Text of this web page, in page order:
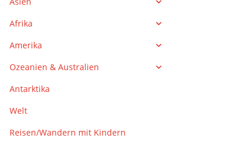
Afrika
Amerika
Ozeanien & Australien
Antarktika
Welt
Reisen/Wandern mit Kindern